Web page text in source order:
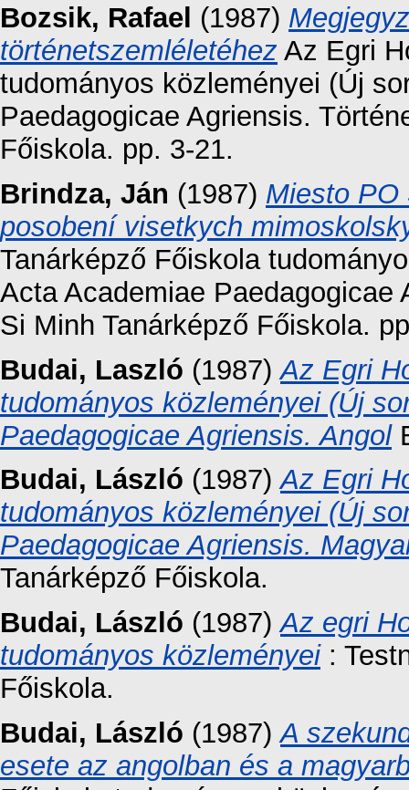
Bozsik, Rafael (1987)
történetszemléletéhez Az Egri
tudományos közleményei (Új
Paedagogicae Agriensis.
Főiskola. pp. 3-21.
Brindza, Ján (1987) Miesto PO
posobení visetkych
Tanárképző Főiskola
Acta Academiae Paedagogicae
Si Minh Tanárképző Főiskola.
Budai, Laszló (1987)Az Egri
tudományos közleményei (Új
Paedagogicae Agriensis. Angol
Budai, László (1987)Az Egri
tudományos közleményei (Új
Paedagogicae Agriensis.
Tanárképző Főiskola.
Budai, László (1987)Az egri
tudományos közleményei:
Főiskola.
Budai, László (1987)A
esete az angolban és a